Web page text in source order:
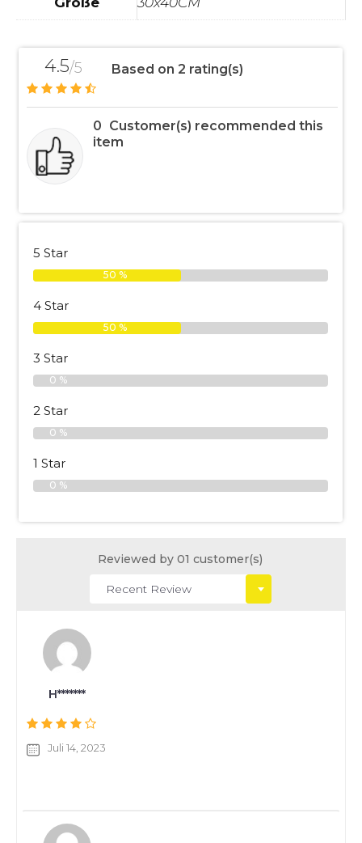
4.5/5 Based on 2 rating(s)
0 Customer(s) recommended this
item
5 Star
50 %
4 Star
50 %
3 Star
0 %
2 Star
0 %
1 Star
0 %
Reviewed by 01 customer(s)
H*******
Juli 14, 2023